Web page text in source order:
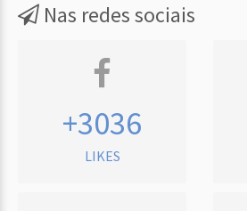
Nas redes sociais
+3036
LIKES